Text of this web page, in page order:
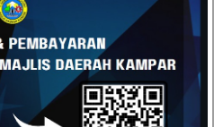
atau hantarkan e-mel